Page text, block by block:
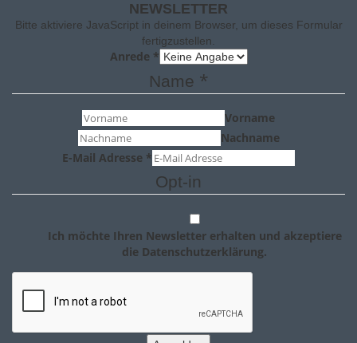
NEWSLETTER
Bitte aktiviere JavaScript in deinem Browser, um dieses Formular
fertigzustellen.
Anrede *
Name *
Vorname
Nachname
E-Mail Adresse *
Opt-in
Ich möchte Ihren Newsletter erhalten und akzeptiere
die Datenschutzerklärung.